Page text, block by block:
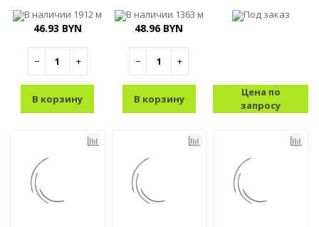
В наличии 1912 м
46.93 BYN
− +
В корзину
В наличии 1363 м
48.96 BYN
− +
В корзину
Под заказ
Цена по
запросу